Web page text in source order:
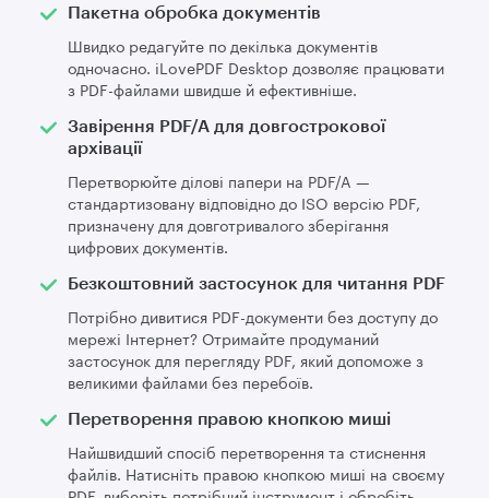
Пакетна обробка документів
Швидко редагуйте по декілька документів
одночасно. iLovePDF Desktop дозволяє працювати
з PDF-файлами швидше й ефективніше.
Завірення PDF/A для довгострокової
архівації
Перетворюйте ділові папери на PDF/A —
стандартизовану відповідно до ISO версію PDF,
призначену для довготривалого зберігання
цифрових документів.
Безкоштовний застосунок для читання PDF
Потрібно дивитися PDF-документи без доступу до
мережі Інтернет? Отримайте продуманий
застосунок для перегляду PDF, який допоможе з
великими файлами без перебоїв.
Перетворення правою кнопкою миші
Найшвидший спосіб перетворення та стиснення
файлів. Натисніть правою кнопкою миші на своєму